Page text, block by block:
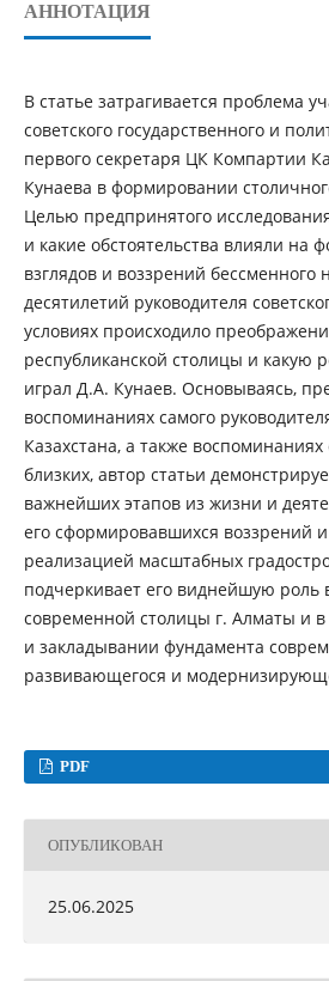
АННОТАЦИЯ
В статье затрагивается проблема
советского государственного и
первого секретаря ЦК Компартии
Кунаева в формировании
Целью предпринятого
и какие обстоятельства влияли на
взглядов и воззрений бессменного
десятилетий руководителя
условиях происходило
республиканской столицы и какую
играл Д.А. Кунаев. Основываясь,
воспоминаниях самого
Казахстана, а также воспоминаниях
близких, автор статьи
важнейших этапов из жизни и
его сформировавшихся воззрений
реализацией масштабных
подчеркивает его виднейшую роль
современной столицы г. Алматы и
и закладывании фундамента
развивающегося и
PDF
ОПУБЛИКОВАН
25.06.2025